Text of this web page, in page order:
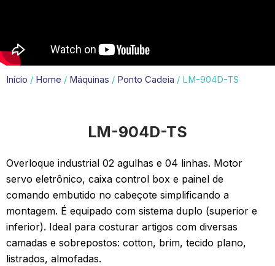
Início / Home / Máquinas / Ponto Cadeia / LM-904D-TS
LM-904D-TS
Overloque industrial 02 agulhas e 04 linhas. Motor
servo eletrônico, caixa control box e painel de
comando embutido no cabeçote simplificando a
montagem. É equipado com sistema duplo (superior e
inferior). Ideal para costurar artigos com diversas
camadas e sobrepostos: cotton, brim, tecido plano,
listrados, almofadas.